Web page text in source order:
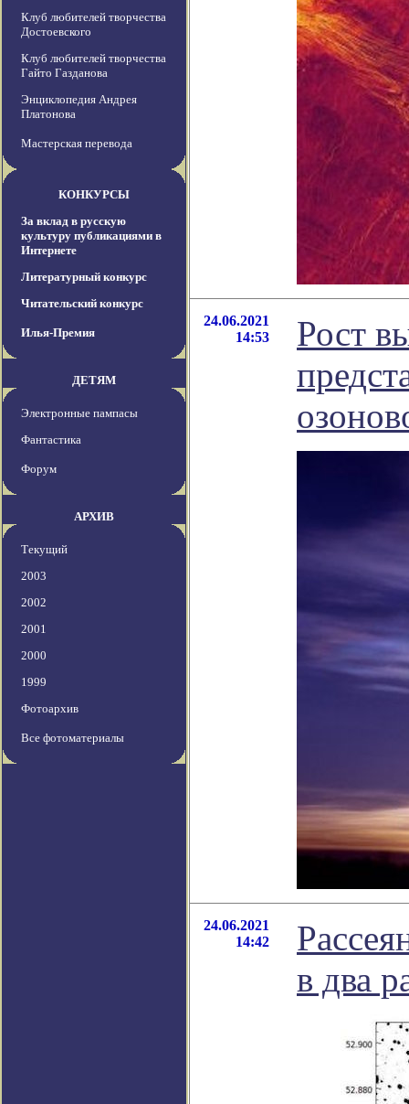
Клуб любителей творчества
Достоевского
Клуб любителей творчества
Гайто Газданова
Энциклопедия Андрея
Платонова
Мастерская перевода
КОНКУРСЫ
За вклад в русскую
культуру публикациями в
Интернете
Литературный конкурс
Читательский конкурс
Илья-Премия
ДЕТЯМ
Электронные пампасы
Фантастика
Форум
АРХИВ
Текущий
2003
2002
2001
2000
1999
Фотоархив
Все фотоматериалы
24.06.2021
14:53
Рост
24.06.2021
14:42
в два